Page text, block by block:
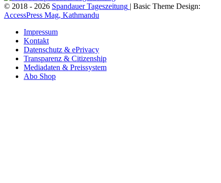
© 2018 - 2026 Spandauer Tageszeitung | Basic Theme Design:
AccessPress Mag, Kathmandu
Impressum
Kontakt
Datenschutz & ePrivacy
Transparenz & Citizenship
Mediadaten & Preissystem
Abo Shop